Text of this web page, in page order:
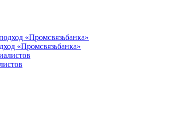
«Промсвязьбанка»